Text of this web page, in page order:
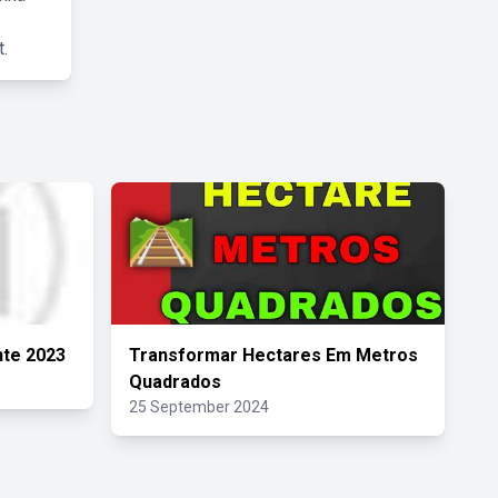
2023
Transformar Hectares Em Metros
Quadrados
25 September 2024